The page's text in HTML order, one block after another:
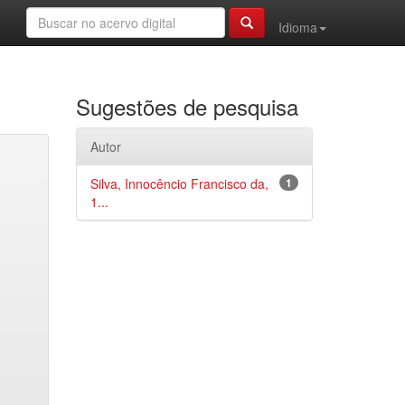
Idioma
Sugestões de pesquisa
Autor
1
Silva, Innocêncio Francisco da,
1...